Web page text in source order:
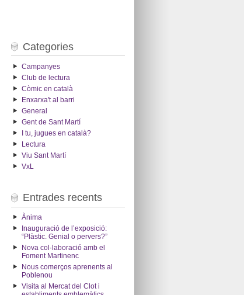
Categories
Campanyes
Club de lectura
Còmic en català
Enxarxa't al barri
General
Gent de Sant Martí
I tu, jugues en català?
Lectura
Viu Sant Martí
VxL
Entrades recents
Ànima
Inauguració de l’exposició:
“Plàstic. Genial o pervers?”
Nova col·laboració amb el
Foment Martinenc
Nous comerços aprenents al
Poblenou
Visita al Mercat del Clot i